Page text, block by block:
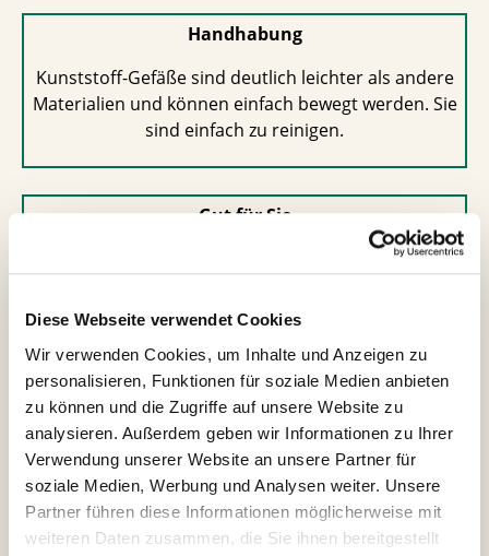
Diese Webseite verwendet Cookies
Wir verwenden Cookies, um Inhalte und Anzeigen zu
personalisieren, Funktionen für soziale Medien anbieten
zu können und die Zugriffe auf unsere Website zu
analysieren. Außerdem geben wir Informationen zu Ihrer
Verwendung unserer Website an unsere Partner für
soziale Medien, Werbung und Analysen weiter. Unsere
Partner führen diese Informationen möglicherweise mit
weiteren Daten zusammen, die Sie ihnen bereitgestellt
Handhabung
Kunststoff-Gefäße sind deutlich leichter als andere
Materialien und können einfach bewegt werden. Sie
sind einfach zu reinigen.
Gut für Sie
Kunststoff ist ein preisgünstiges, aber hochwertiges
unterschiedliche Designs und Farben zu günstigen
Gut für Pflanzen
Wurzeln können mit der glatten Kunststoff-
Oberfläche nicht verwachsen. Außerdem
verdunsten Gefäße aus Kunststoff weniger Wasser
als aus Ton.